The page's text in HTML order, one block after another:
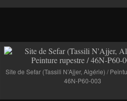
Site de Sefar (Tassili N’Ajjer, Algérie) /
46N-P60-003